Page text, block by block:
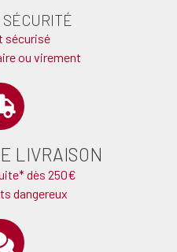
sécurisé
ou virement
LIVRAISON
dès 250€
dangereux